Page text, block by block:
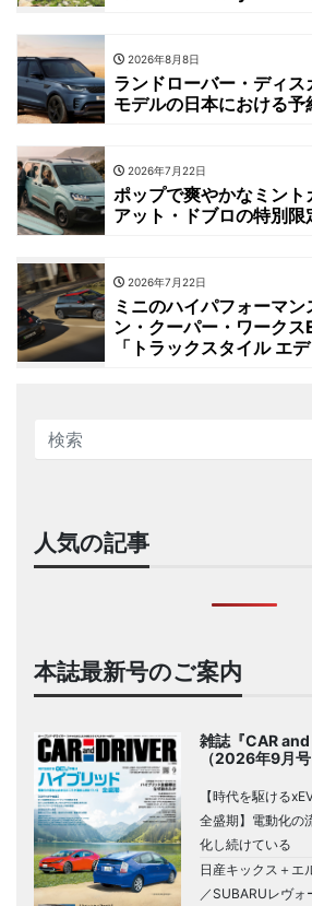
2026年8月8日
ランドローバー・ディ
モデルの日本における予
2026年7月22日
ポップで爽やかなミント
アット・ドブロの特別
2026年7月22日
ミニのハイパフォーマ
ン・クーパー・ワーク
「トラックスタイル エ
人気の記事
本誌最新号のご案内
雑誌『CAR and
（2026年9月号
【時代を駆ける
全盛期】電動化の
化し続けている
日産キックス＋エ
／SUBARUレヴ